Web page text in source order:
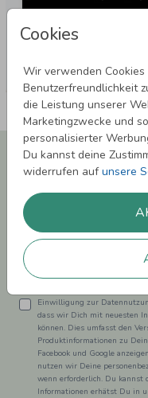
Cookies
Wir verwenden
Benutzerfreundlichkeit
die Leistung unserer
Marketingzwecke und
personalisierter
Du kannst deine
widerrufen aufunsere
Newsletter
sichern!
Melde Dich zu
Laufenden.
Einwilligung zur
dass wir Dich mit neuesten
können. Dies umfasst den
Produktinformationen zu
Facebook und Google
nutzen wir Deine
wenn erforderlich. Du
Informationen erhätst Du in